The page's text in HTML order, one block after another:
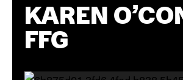
KAREN
FFG